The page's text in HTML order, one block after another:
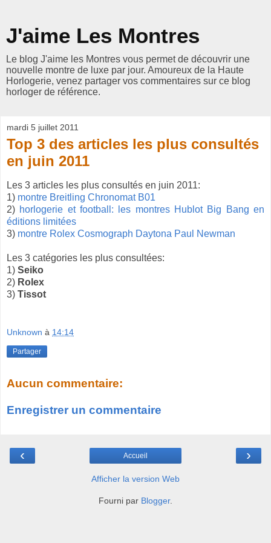
J'aime Les Montres
Le blog J'aime les Montres vous permet de découvrir une
nouvelle montre de luxe par jour. Amoureux de la Haute
Horlogerie, venez partager vos commentaires sur ce blog
horloger de référence.
mardi 5 juillet 2011
Top 3 des articles les plus consultés
en juin 2011
Les 3 articles les plus consultés en juin 2011:
1) montre Breitling Chronomat B01
2) horlogerie et football: les montres Hublot Big Bang en
éditions limitées
3) montre Rolex Cosmograph Daytona Paul Newman
Les 3 catégories les plus consultées:
1) Seiko
2) Rolex
3) Tissot
Unknown à 14:14
Partager
Aucun commentaire:
Enregistrer un commentaire
‹ ›
Accueil
Afficher la version Web
Fourni par Blogger.